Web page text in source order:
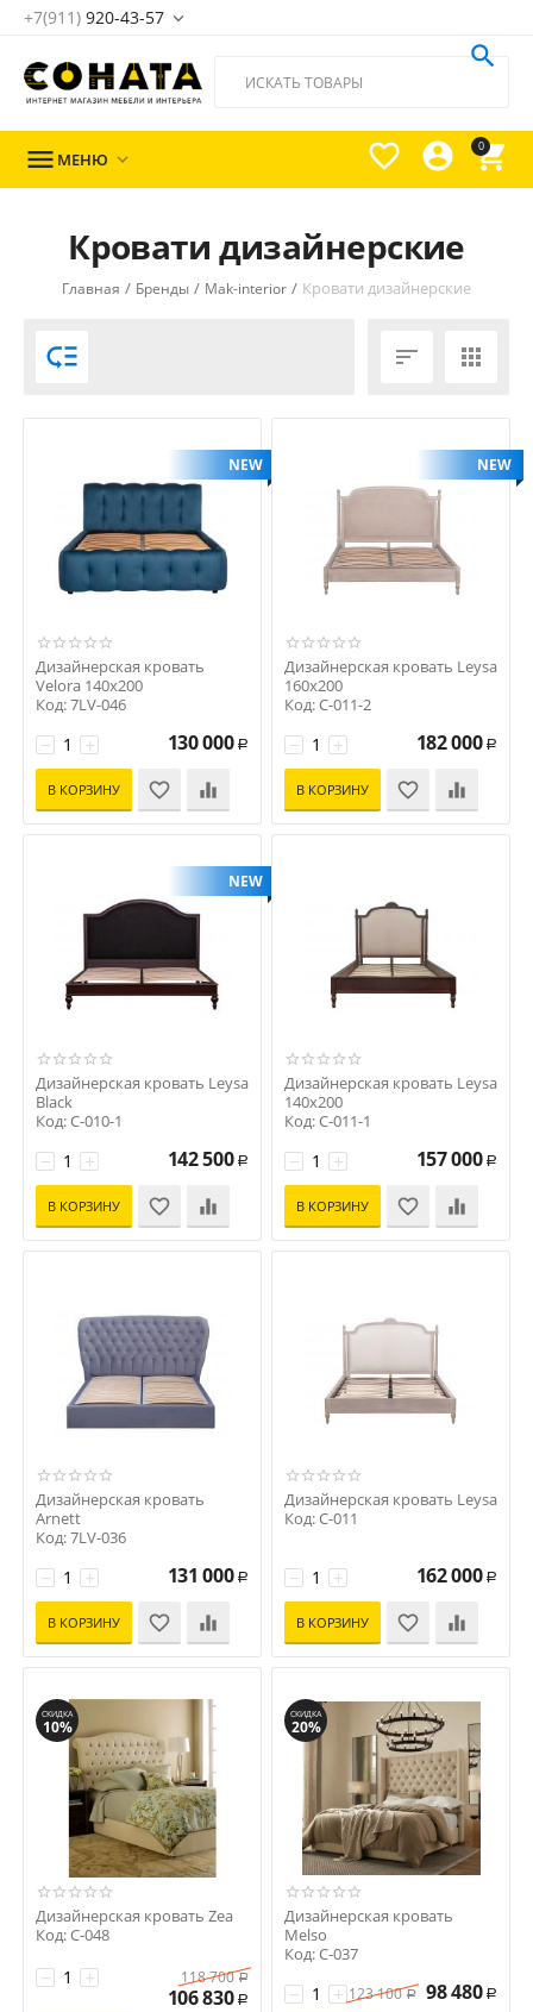
+7(911) 920-43-57 
0




 МЕНЮ 
Кровати дизайнерские
Главная / Бренды / Mak-interior / Кровати дизайнерские
  
NEW
Дизайнерская кровать
Velora 140х200
Код: 7LV-046
+
− 130 000 Р
В КОРЗИНУ
NEW
Дизайнерская кровать Leysa
160х200
Код: C-011-2
+
− 182 000 Р
В КОРЗИНУ
NEW
Дизайнерская кровать Leysa
Black
Код: C-010-1
+
− 142 500 Р
В КОРЗИНУ
Дизайнерская кровать Leysa
140х200
Код: C-011-1
+
− 157 000 Р
В КОРЗИНУ
Дизайнерская кровать
Arnett
Код: 7LV-036
+
− 131 000 Р
В КОРЗИНУ
Дизайнерская кровать Leysa
Код: C-011
+
− 162 000 Р
В КОРЗИНУ
СКИДКА
10%
Дизайнерская кровать Zea
Код: C-048
+
− 118 700 Р
106 830 Р
СКИДКА
20%
Дизайнерская кровать
Melso
Код: C-037
+
− 123 100 Р 98 480 Р